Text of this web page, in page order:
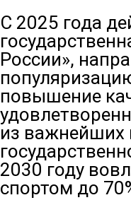
С 2025 года
России»,
повышение
из важнейших
2030 году
спортом до